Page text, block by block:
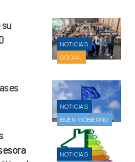
NOTICIAS
SOCIAL
NOTICIAS
BUEN GOBIERNO
NOTICIAS